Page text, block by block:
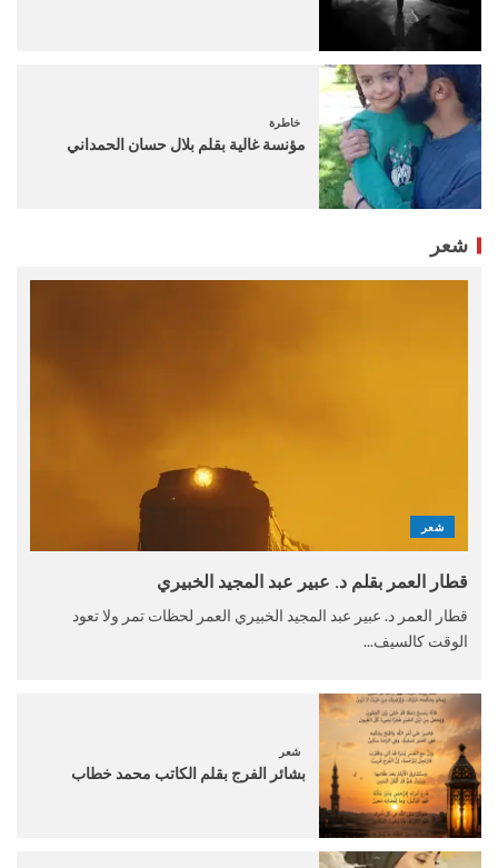
خاطرة
مؤنسة غالية بقلم بلال حسان الحمداني
شعر
شعر
قطار العمر بقلم د. عبير عبد المجيد الخبيري
قطار العمر د. عبير عبد المجيد الخبيري العمر لحظات تمر ولا تعود
الوقت كالسيف...
شعر
بشائر الفرج بقلم الكاتب محمد خطاب